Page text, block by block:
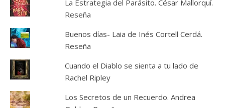
La Estrategia del Parásito. César Mallorquí.
Reseña
Buenos días- Laia de Inés Cortell Cerdá.
Reseña
Cuando el Diablo se sienta a tu lado de
Rachel Ripley
Los Secretos de un Recuerdo. Andrea